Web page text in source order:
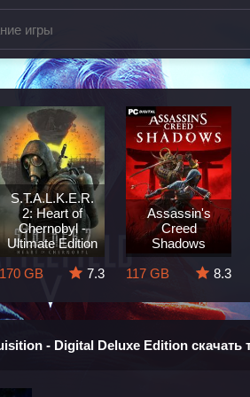
S.T.A.L.K.E.R.
2: Heart of
Chernobyl -
Ultimate Edition
170 GB
7.3
Assassin's
Creed
Shadows
117 GB
8.3
- Digital Deluxe Edition скачать